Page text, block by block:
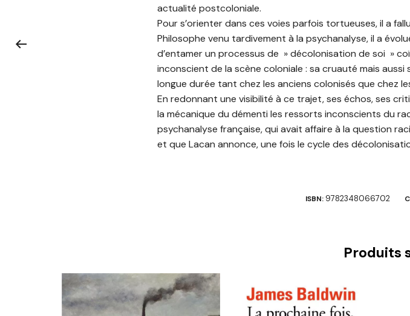
actualité postcoloniale.
Pour s’orienter dans ces voies parfois tortueuses, il a
Philosophe venu tardivement à la psychanalyse, il a
d’entamer un processus de » décolonisation de soi »
inconscient de la scène coloniale : sa cruauté mais
longue durée tant chez les anciens colonisés que chez
En redonnant une visibilité à ce trajet, ses échos, ses
la mécanique du démenti les ressorts inconscients du
psychanalyse française, qui avait affaire à la question
et que Lacan annonce, une fois le cycle des
ISBN: 9782348066702
Produits